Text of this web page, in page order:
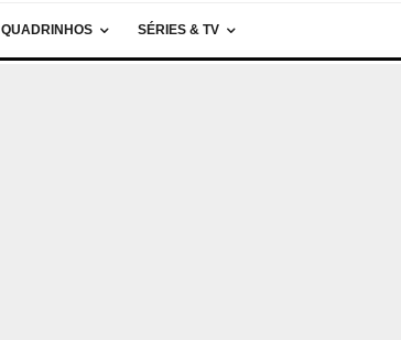
QUADRINHOS SÉRIES & TV